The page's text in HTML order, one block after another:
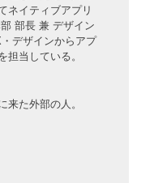
ネイティブアプリ
部長 兼 デザイン
デザインからアプ
担当している。
来た外部の人。